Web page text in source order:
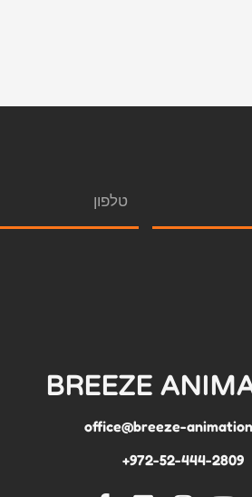
BREEZE
office@breeze-
972-52-444-2809+